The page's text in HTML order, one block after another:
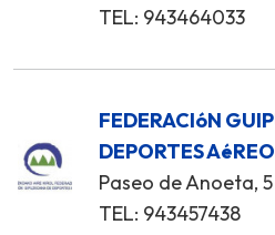
TEL: 943464033
FEDERACIóN
DEPORTES
Paseo de Anoeta, 5
TEL: 943457438